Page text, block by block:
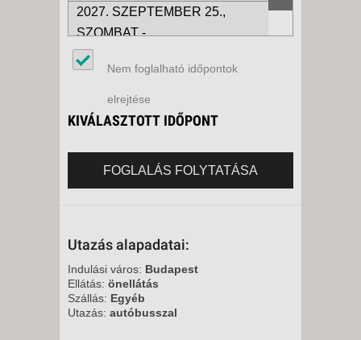
2027. SZEPTEMBER 25.,
SZOMBAT -
1 NAP / 0 ÉJSZAKA
Nem foglalható időpontok
elrejtése
KIVÁLASZTOTT IDŐPONT
FOGLALÁS FOLYTATÁSA
Utazás alapadatai:
Indulási város: Budapest
Ellátás: önellátás
Szállás: Egyéb
Utazás: autóbusszal